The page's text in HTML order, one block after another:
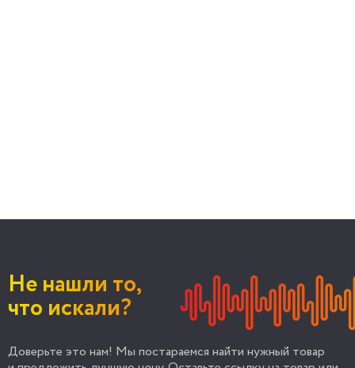
Не нашли то,
что искали?
Доверьте это нам! Мы постараемся найти нужный товар